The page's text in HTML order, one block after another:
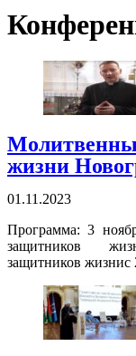
жизни
01.11.2023
Программа: 3
защитников
защитников